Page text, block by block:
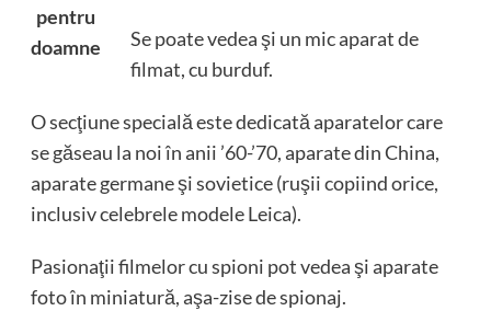
pentru
doamne
Se poate vedea şi un mic aparat de
filmat, cu burduf.
O secţiune specială este dedicată aparatelor care
se găseau la noi în anii ’60-’70, aparate din China,
aparate germane şi sovietice (ruşii copiind orice,
inclusiv celebrele modele Leica).
Pasionaţii filmelor cu spioni pot vedea şi aparate
foto în miniatură, aşa-zise de spionaj.